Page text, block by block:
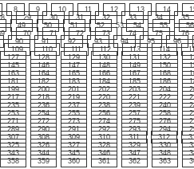
8 9 10 11 12 13 14
29 30 31 32 33 34
35
49 50 51 52 53 54 55
56
70 71 72 73 74 75
76
90 91 92 93 94 95
96
109 110 111 112 113 114
127 128 129 130 131 132
145 146 147 148 149 150
163 164 165 166 167 168
181 182 183 184 185 186
199 200 201 202 203 204
217 218 219 220 221 222
235 236 237 238 239 240
253 254 255 256 257 258
271 272 273 274 275 276
289 290 291 292 293 294
307 308 309 310 311 312
325 326 327 328 329 330
343 344 345 346 347 348
358 359 360 361 362 363